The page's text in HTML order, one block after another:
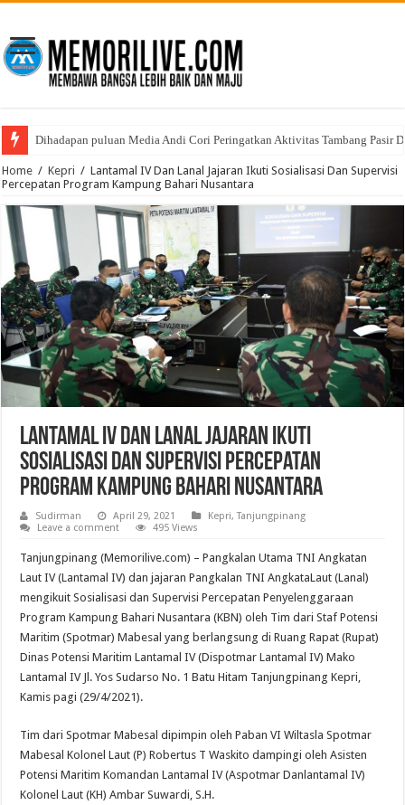
Dihadapan puluan Media Andi Cori Peringatkan Aktivitas Tambang Pasir
Home / Kepri / Lantamal IV Dan Lanal Jajaran Ikuti Sosialisasi Dan Supervisi
Percepatan Program Kampung Bahari Nusantara
Lantamal IV Dan Lanal Jajaran Ikuti
Sosialisasi Dan Supervisi Percepatan
Program Kampung Bahari Nusantara
Sudirman April 29, 2021 Kepri,Tanjungpinang
Leave a comment
495 Views
Tanjungpinang (Memorilive.com) – Pangkalan Utama TNI Angkatan
Laut IV (Lantamal IV) dan jajaran Pangkalan TNI AngkataLaut (Lanal)
mengikuit Sosialisasi dan Supervisi Percepatan Penyelenggaraan
Program Kampung Bahari Nusantara (KBN) oleh Tim dari Staf Potensi
Maritim (Spotmar) Mabesal yang berlangsung di Ruang Rapat (Rupat)
Dinas Potensi Maritim Lantamal IV (Dispotmar Lantamal IV) Mako
Lantamal IV Jl. Yos Sudarso No. 1 Batu Hitam Tanjungpinang Kepri,
Kamis pagi (29/4/2021).
Tim dari Spotmar Mabesal dipimpin oleh Paban VI Wiltasla Spotmar
Mabesal Kolonel Laut (P) Robertus T Waskito dampingi oleh Asisten
Potensi Maritim Komandan Lantamal IV (Aspotmar Danlantamal IV)
Kolonel Laut (KH) Ambar Suwardi, S.H.